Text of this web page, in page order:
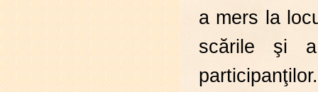
a mers la
scările şi